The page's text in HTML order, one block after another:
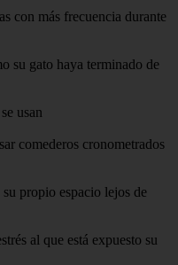
con más frecuencia durante
su gato haya terminado de
usan
comederos cronometrados
propio espacio lejos de
al que está expuesto su